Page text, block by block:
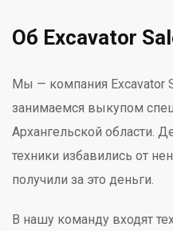
Об Excavator
Мы — компания Excavator
занимаемся выкупом
Архангельской области.
техники избавились от
получили за это деньги.
В нашу команду входят